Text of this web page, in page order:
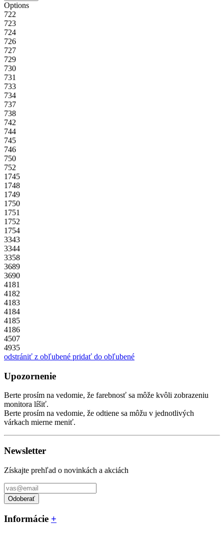
Options
722
723
724
726
727
729
730
731
733
734
737
738
742
744
745
746
750
752
1745
1748
1749
1750
1751
1752
1754
3343
3344
3358
3689
3690
4181
4182
4183
4184
4185
4186
4507
4935
odstrániť z obľubené pridať do obľubené
Upozornenie
Berte prosím na vedomie, že farebnosť sa môže kvôli zobrazeniu
monitora líšiť.
Berte prosím na vedomie, že odtiene sa môžu v jednotlivých
várkach mierne meniť.
Newsletter
Získajte prehľad o novinkách a akciách
Odoberať
Informácie +